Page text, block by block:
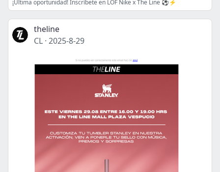
¡Última oportunidad! Inscríbete en LOF Nike x The Line ⚽⚡
theline
CL · 2025-8-29